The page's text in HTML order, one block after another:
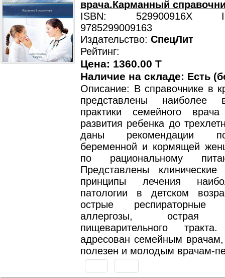
врача.Карманный
ISBN: 529900916X
9785299009163
Издательство: СпецЛит
Рейтинг:
Цена: 1360.00 T
Наличие на складе: Есть
Описание: В справочнике в
представлены наиболее
практики семейного врача
развития ребенка до
даны рекомендации
беременной и кормящей
по рациональному
Представлены
принципы лечения
патологии в детском
острые респираторные
аллергозы, острая
пищеварительного
адресован семейным врачам,
полезен и молодым врачам-